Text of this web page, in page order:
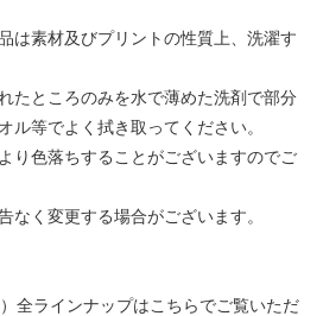
は素材及びプリントの性質上、洗濯す
たところのみを水で薄めた洗剤で部分
ル等でよく拭き取ってください。
り色落ちすることがございますのでご
なく変更する場合がございます。
全ラインナップはこちらでご覧いただ